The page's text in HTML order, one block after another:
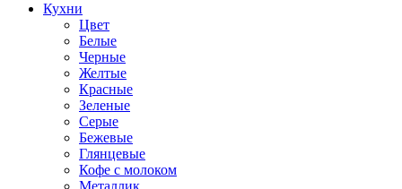
Кухни
Цвет
Белые
Черные
Желтые
Красные
Зеленые
Серые
Бежевые
Глянцевые
Кофе с молоком
Металлик